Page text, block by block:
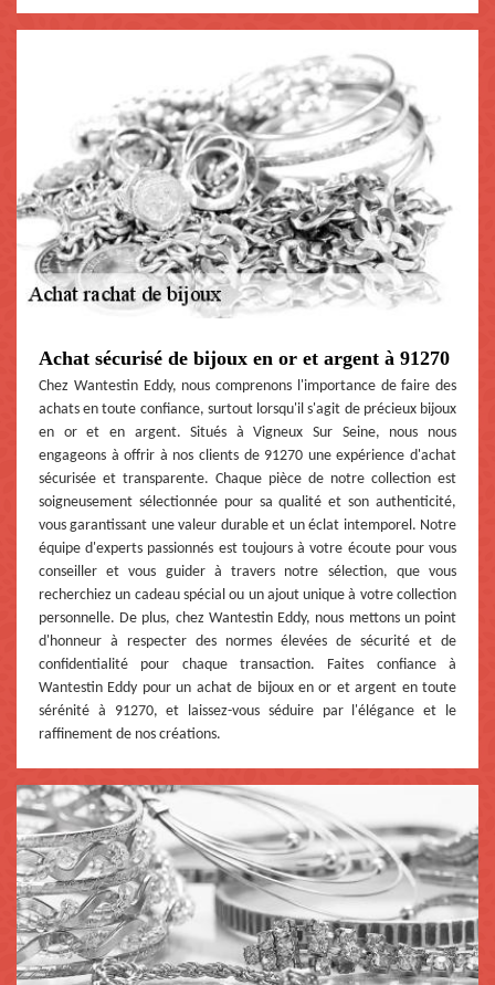
Achat sécurisé de bijoux en or et argent à 91270
Chez Wantestin Eddy, nous comprenons l'importance de faire des
achats en toute confiance, surtout lorsqu'il s'agit de précieux bijoux
en or et en argent. Situés à Vigneux Sur Seine, nous nous
engageons à offrir à nos clients de 91270 une expérience d'achat
sécurisée et transparente. Chaque pièce de notre collection est
soigneusement sélectionnée pour sa qualité et son authenticité,
vous garantissant une valeur durable et un éclat intemporel. Notre
équipe d'experts passionnés est toujours à votre écoute pour vous
conseiller et vous guider à travers notre sélection, que vous
recherchiez un cadeau spécial ou un ajout unique à votre collection
personnelle. De plus, chez Wantestin Eddy, nous mettons un point
d'honneur à respecter des normes élevées de sécurité et de
confidentialité pour chaque transaction. Faites confiance à
Wantestin Eddy pour un achat de bijoux en or et argent en toute
sérénité à 91270, et laissez-vous séduire par l'élégance et le
raffinement de nos créations.